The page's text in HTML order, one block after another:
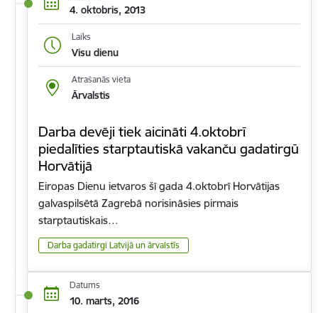
4. oktobris, 2013
Laiks
Visu dienu
Atrašanās vieta
Ārvalstis
Darba devēji tiek aicināti 4.oktobrī
piedalīties starptautiskā vakanču gadatirgū
Horvātijā
Eiropas Dienu ietvaros šī gada 4.oktobrī Horvātijas
galvaspilsētā Zagrebā norisināsies pirmais
starptautiskais…
Darba gadatirgi Latvijā un ārvalstīs
Datums
10. marts, 2016